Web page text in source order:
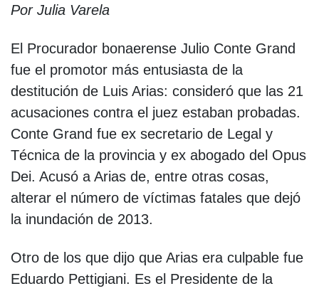
Por Julia Varela
El Procurador bonaerense Julio Conte Grand
fue el promotor más entusiasta de la
destitución de Luis Arias: consideró que las 21
acusaciones contra el juez estaban probadas.
Conte Grand fue ex secretario de Legal y
Técnica de la provincia y ex abogado del Opus
Dei. Acusó a Arias de, entre otras cosas,
alterar el número de víctimas fatales que dejó
la inundación de 2013.
Otro de los que dijo que Arias era culpable fue
Eduardo Pettigiani. Es el Presidente de la